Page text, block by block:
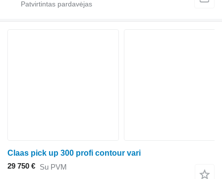
Claas pick up 300 profi contour vari
29 750 € Su PVM